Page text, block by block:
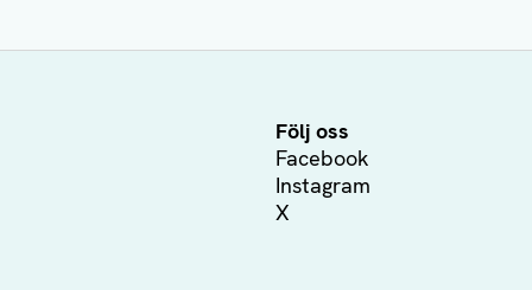
Följ oss
Facebook
Instagram
X